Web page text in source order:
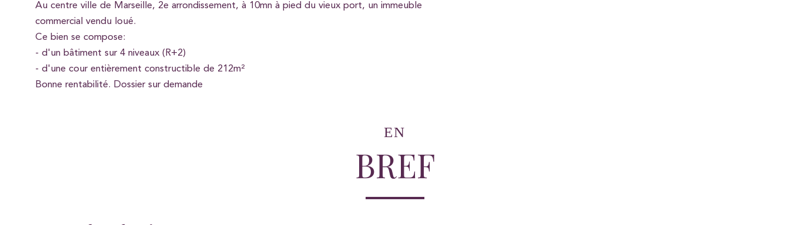
Au centre ville de Marseille, 2e arrondissement, à 10mn à pied du vieux port, un immeuble
commercial vendu loué.
Ce bien se compose:
- d'un bâtiment sur 4 niveaux (R+2)
- d'une cour entièrement constructible de 212m²
Bonne rentabilité. Dossier sur demande
EN
BREF